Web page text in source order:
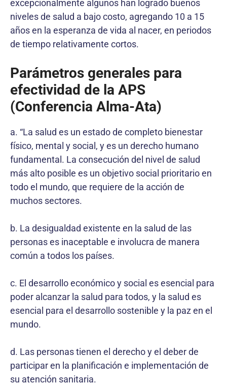
excepcionalmente algunos han logrado buenos
niveles de salud a bajo costo, agregando 10 a 15
años en la esperanza de vida al nacer, en periodos
de tiempo relativamente cortos.
Parámetros generales para
efectividad de la APS
(Conferencia Alma-Ata)
a. “La salud es un estado de completo bienestar
físico, mental y social, y es un derecho humano
fundamental. La consecución del nivel de salud
más alto posible es un objetivo social prioritario en
todo el mundo, que requiere de la acción de
muchos sectores.
b. La desigualdad existente en la salud de las
personas es inaceptable e involucra de manera
común a todos los países.
c. El desarrollo económico y social es esencial para
poder alcanzar la salud para todos, y la salud es
esencial para el desarrollo sostenible y la paz en el
mundo.
d. Las personas tienen el derecho y el deber de
participar en la planificación e implementación de
su atención sanitaria.